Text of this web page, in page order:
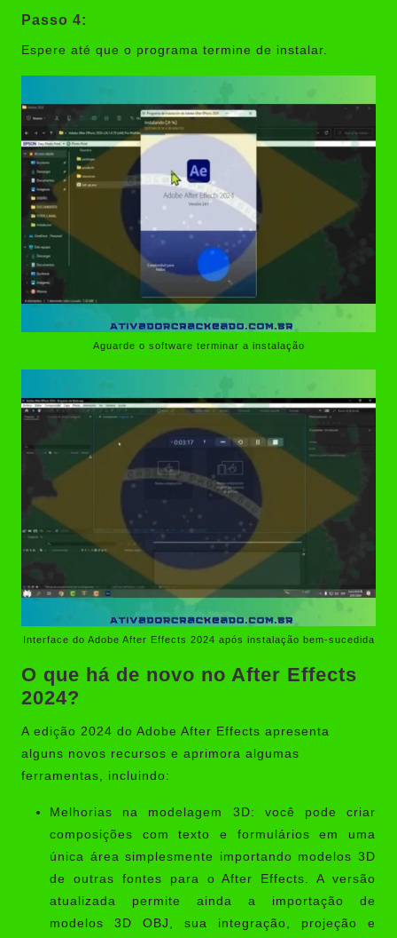
Passo 4:
Espere até que o programa termine de instalar.
Aguarde o software terminar a instalação
Interface do Adobe After Effects 2024 após instalação bem-sucedida
O que há de novo no After Effects
2024?
A edição 2024 do Adobe After Effects apresenta
alguns novos recursos e aprimora algumas
ferramentas, incluindo:
Melhorias na modelagem 3D: você pode criar
composições com texto e formulários em uma
única área simplesmente importando modelos 3D
de outras fontes para o After Effects. A versão
atualizada permite ainda a importação de
modelos 3D OBJ, sua integração, projeção e